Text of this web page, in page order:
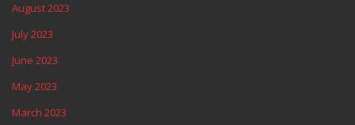
August 2023
July 2023
June 2023
May 2023
March 2023